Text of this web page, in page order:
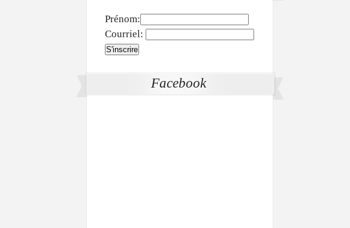
Prénom:
Courriel:
Facebook